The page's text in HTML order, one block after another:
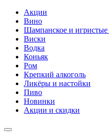
Акции
Вино
Шампанское и игристые
Виски
Водка
Коньяк
Ром
Крепкий алкоголь
Ликёры и настойки
Пиво
Новинки
Акции и скидки